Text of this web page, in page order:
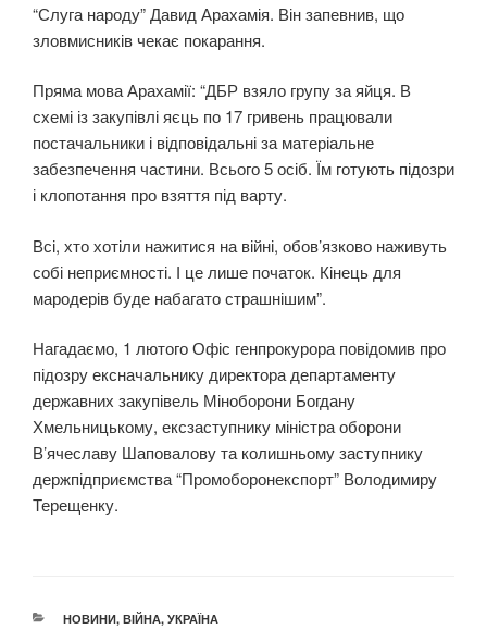
“Слуга народу” Давид Арахамія. Він запевнив, що
зловмисників чекає покарання.
Пряма мова Арахамії: “ДБР взяло групу за яйця. В
схемі із закупівлі яєць по 17 гривень працювали
постачальники і відповідальні за матеріальне
забезпечення частини. Всього 5 осіб. Їм готують підозри
і клопотання про взяття під варту.
Всі, хто хотіли нажитися на війні, обов’язково наживуть
собі неприємності. І це лише початок. Кінець для
мародерів буде набагато страшнішим”.
Нагадаємо, 1 лютого Офіс генпрокурора повідомив про
підозру ексначальнику директора департаменту
державних закупівель Міноборони Богдану
Хмельницькому, ексзаступнику міністра оборони
В’ячеславу Шаповалову та колишньому заступнику
держпідприємства “Промоборонекспорт” Володимиру
Терещенку.
КАТЕГОРІЇ
НОВИНИ, ВІЙНА, УКРАЇНА